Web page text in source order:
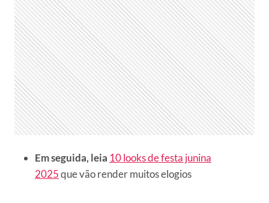
Em seguida, leia 10 looks de festa junina
2025que vão render muitos elogios